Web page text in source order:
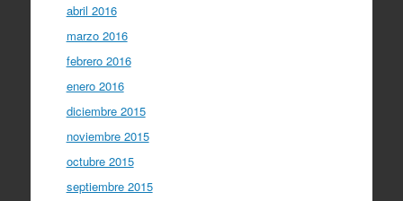
abril 2016
marzo 2016
febrero 2016
enero 2016
diciembre 2015
noviembre 2015
octubre 2015
septiembre 2015